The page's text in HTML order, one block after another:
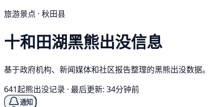
旅游景点 · 秋田县
十和田湖黑熊出没信息
基于政府机构、新闻媒体和社区报告整理的黑熊出没数据。
641起熊出没记录 · 最后更新: 34分钟前
通知